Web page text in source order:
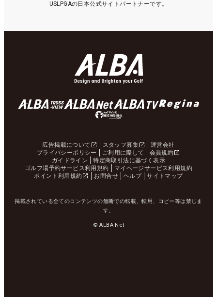
USLPGAの日本公式サイトパートナーです。
広告掲載について スタッフ募集
運営会社
プライバシーポリシー
ご利用に際して
会員規約
ガイドライン
特定商取引法に基づく表示
ゴルフ場予約サービス利用規約
マイページサービス利用規約
ポイント利用規約
お問合せ ヘルプ サイトマップ
掲載されている全てのコンテンツの無断での転載、転用、コピー等は禁じま
す。
© ALBA Net